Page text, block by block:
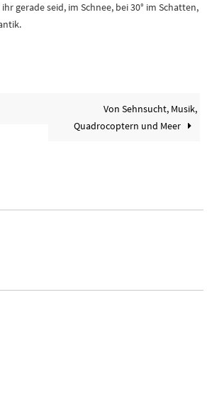
gerade seid, im Schnee, bei 30° im Schatten,
Von Sehnsucht, Musik,
Quadrocoptern und Meer